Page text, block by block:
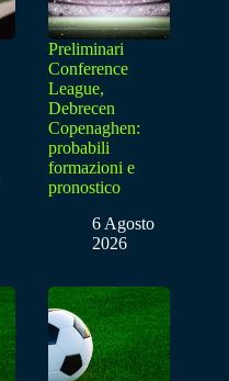
Preliminari
Conference
League,
Debrecen
Copenaghen:
probabili
formazioni e
pronostico
6 Agosto
2026